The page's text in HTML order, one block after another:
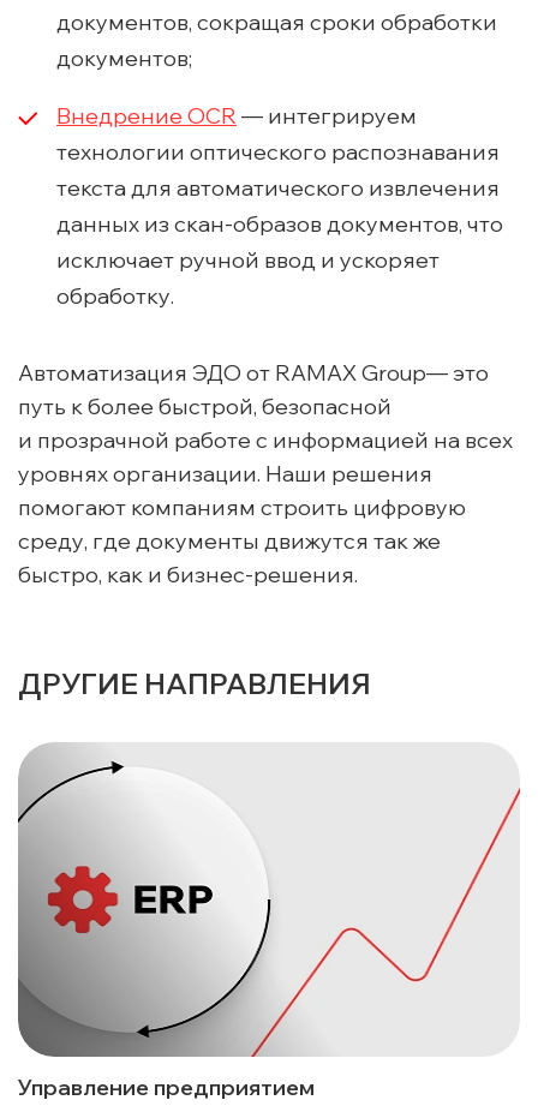
документов, сокращая сроки обработки
документов;
Внедрение OCR — интегрируем
технологии оптического распознавания
текста для автоматического извлечения
данных из скан-образов документов, что
исключает ручной ввод и ускоряет
обработку.
Автоматизация ЭДО от RAMAX Group— это
путь к более быстрой, безопасной
и прозрачной работе с информацией на всех
уровнях организации. Наши решения
помогают компаниям строить цифровую
среду, где документы движутся так же
быстро, как и бизнес-решения.
ДРУГИЕ НАПРАВЛЕНИЯ
Управление предприятием